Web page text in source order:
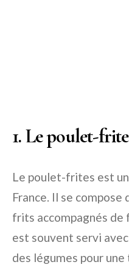
1. Le poulet-
Le poulet-frites est
France. Il se
frits accompagnés
est souvent servi
des légumes pour